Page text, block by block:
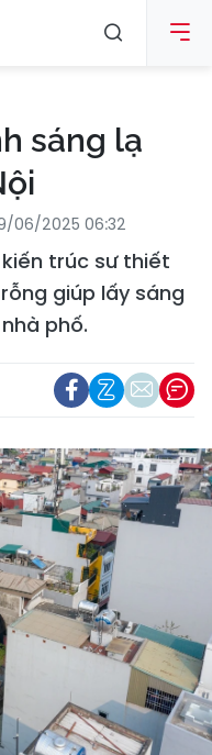
sáng lạ
06/2025 06:32
trúc sư thiết
giúp lấy sáng
phố.